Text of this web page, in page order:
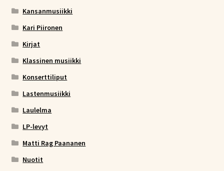
Kansanmusiikki
Kari Piironen
Kirjat
Klassinen musiikki
Konserttiliput
Lastenmusiikki
Laulelma
LP-levyt
Matti Rag Paananen
Nuotit